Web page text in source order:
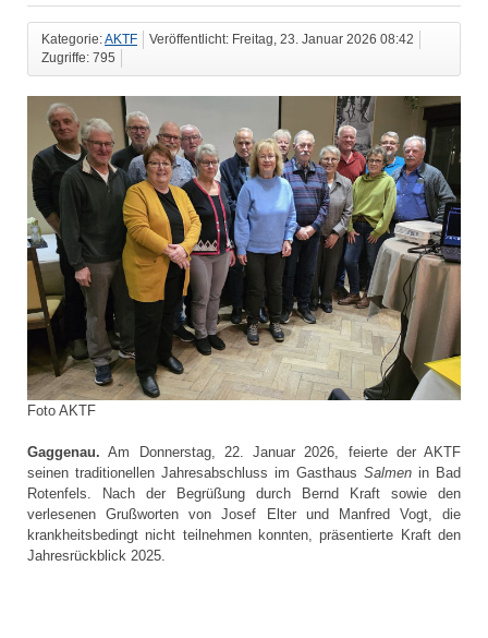
Kategorie:AKTF
Veröffentlicht: Freitag, 23. Januar 2026 08:42
Zugriffe: 795
Foto AKTF
Gaggenau. Am Donnerstag, 22. Januar 2026, feierte der AKTF
seinen traditionellen Jahresabschluss im Gasthaus Salmen in Bad
Rotenfels. Nach der Begrüßung durch Bernd Kraft sowie den
verlesenen Grußworten von Josef Elter und Manfred Vogt, die
krankheitsbedingt nicht teilnehmen konnten, präsentierte Kraft den
Jahresrückblick 2025.